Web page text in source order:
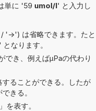
単に '59 umol/l' と入力し
'->') は省略できます。たと
' となります。
き、例えばµPaの代わり
ることができる。したが
きる。
を表す。